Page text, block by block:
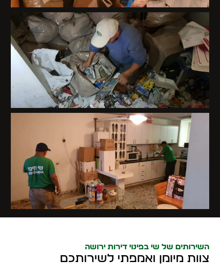
השירותים של שי בפינוי דירות ירושה
צוות מיומן ואמפתי לשירותכם